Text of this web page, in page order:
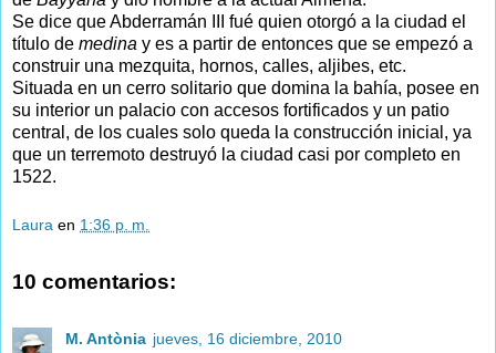
Se dice que Abderramán III fué quien otorgó a la ciudad el
título de medina y es a partir de entonces que se empezó a
construir una mezquita, hornos, calles, aljibes, etc.
Situada en un cerro solitario que domina la bahía, posee en
su interior un palacio con accesos fortificados y un patio
central, de los cuales solo queda la construcción inicial, ya
que un terremoto destruyó la ciudad casi por completo en
1522.
Laura en 1:36 p. m.
10 comentarios:
M. Antònia jueves, 16 diciembre, 2010